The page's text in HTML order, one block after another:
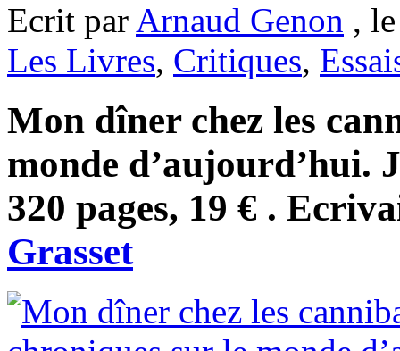
Ecrit par Arnaud Genon ,
Les Livres, Critiques,
Mon dîner chez les
monde d’aujourd’hui.
320 pages, 19 € .
Grasset